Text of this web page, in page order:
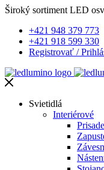
Široký sortiment LED
+421 948 379 773
+421 918 599 330
Registrovať /
Svietidlá
Interiérové